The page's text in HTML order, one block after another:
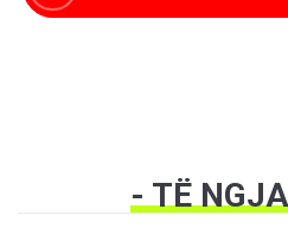
- TË